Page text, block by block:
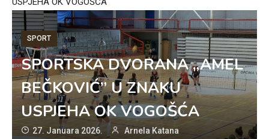
SPORT
SPORTSKA DVORANA „AMEL
BEČKOVIĆ” U ZNAKU
USPJEHA OK VOGOŠĆA
27. Januara 2026. Arnela Katana